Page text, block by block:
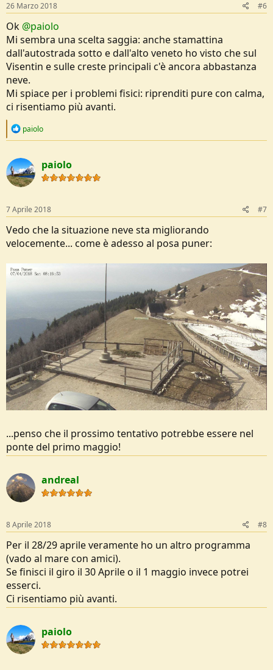
26 Marzo 2018 #6
Ok @paiolo
Mi sembra una scelta saggia: anche stamattina
dall'autostrada sotto e dall'alto veneto ho visto che sul
Visentin e sulle creste principali c'è ancora abbastanza
neve.
Mi spiace per i problemi fisici: riprenditi pure con calma,
ci risentiamo più avanti.
R
c
t
i
o
s
:
paiolo
paiolo
7 Aprile 2018 #7
Vedo che la situazione neve sta migliorando
velocemente... come è adesso al posa puner:
...penso che il prossimo tentativo potrebbe essere nel
ponte del primo maggio!
andreal
8 Aprile 2018 #8
Per il 28/29 aprile veramente ho un altro programma
(vado al mare con amici).
Se finisci il giro il 30 Aprile o il 1 maggio invece potrei
esserci.
Ci risentiamo più avanti.
paiolo